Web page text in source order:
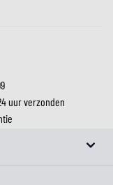
uur verzonden